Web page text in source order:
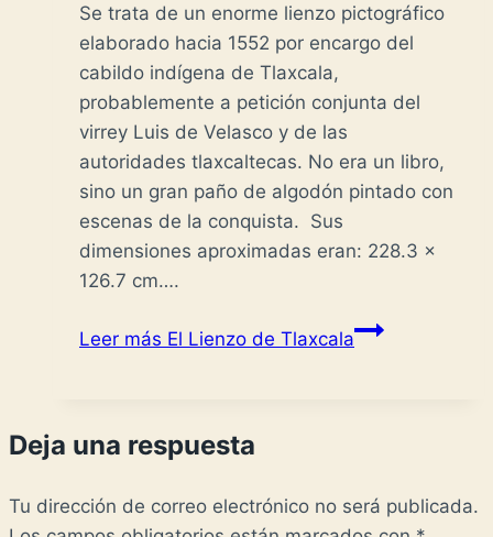
Se trata de un enorme lienzo pictográfico
elaborado hacia 1552 por encargo del
cabildo indígena de Tlaxcala,
probablemente a petición conjunta del
virrey Luis de Velasco y de las
autoridades tlaxcaltecas. No era un libro,
sino un gran paño de algodón pintado con
escenas de la conquista. Sus
dimensiones aproximadas eran: 228.3 x
126.7 cm….
Leer más El Lienzo de Tlaxcala
Deja una respuesta
Tu dirección de correo electrónico no será publicada.